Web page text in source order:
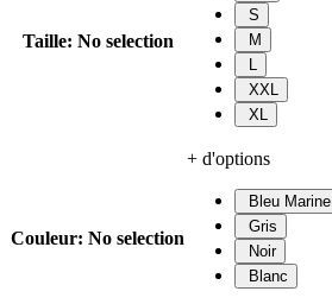
Taille: No selection
S
M
XXL
XL
Couleur: No selection
+ d'options
Bleu Marine
Gris
Noir
Blanc